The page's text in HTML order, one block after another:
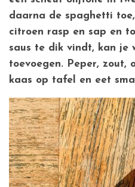
daarna de spaghetti
citroen rasp en sap en
saus te dik vindt, kan je
toevoegen. Peper, zout,
kaas op tafel en eet